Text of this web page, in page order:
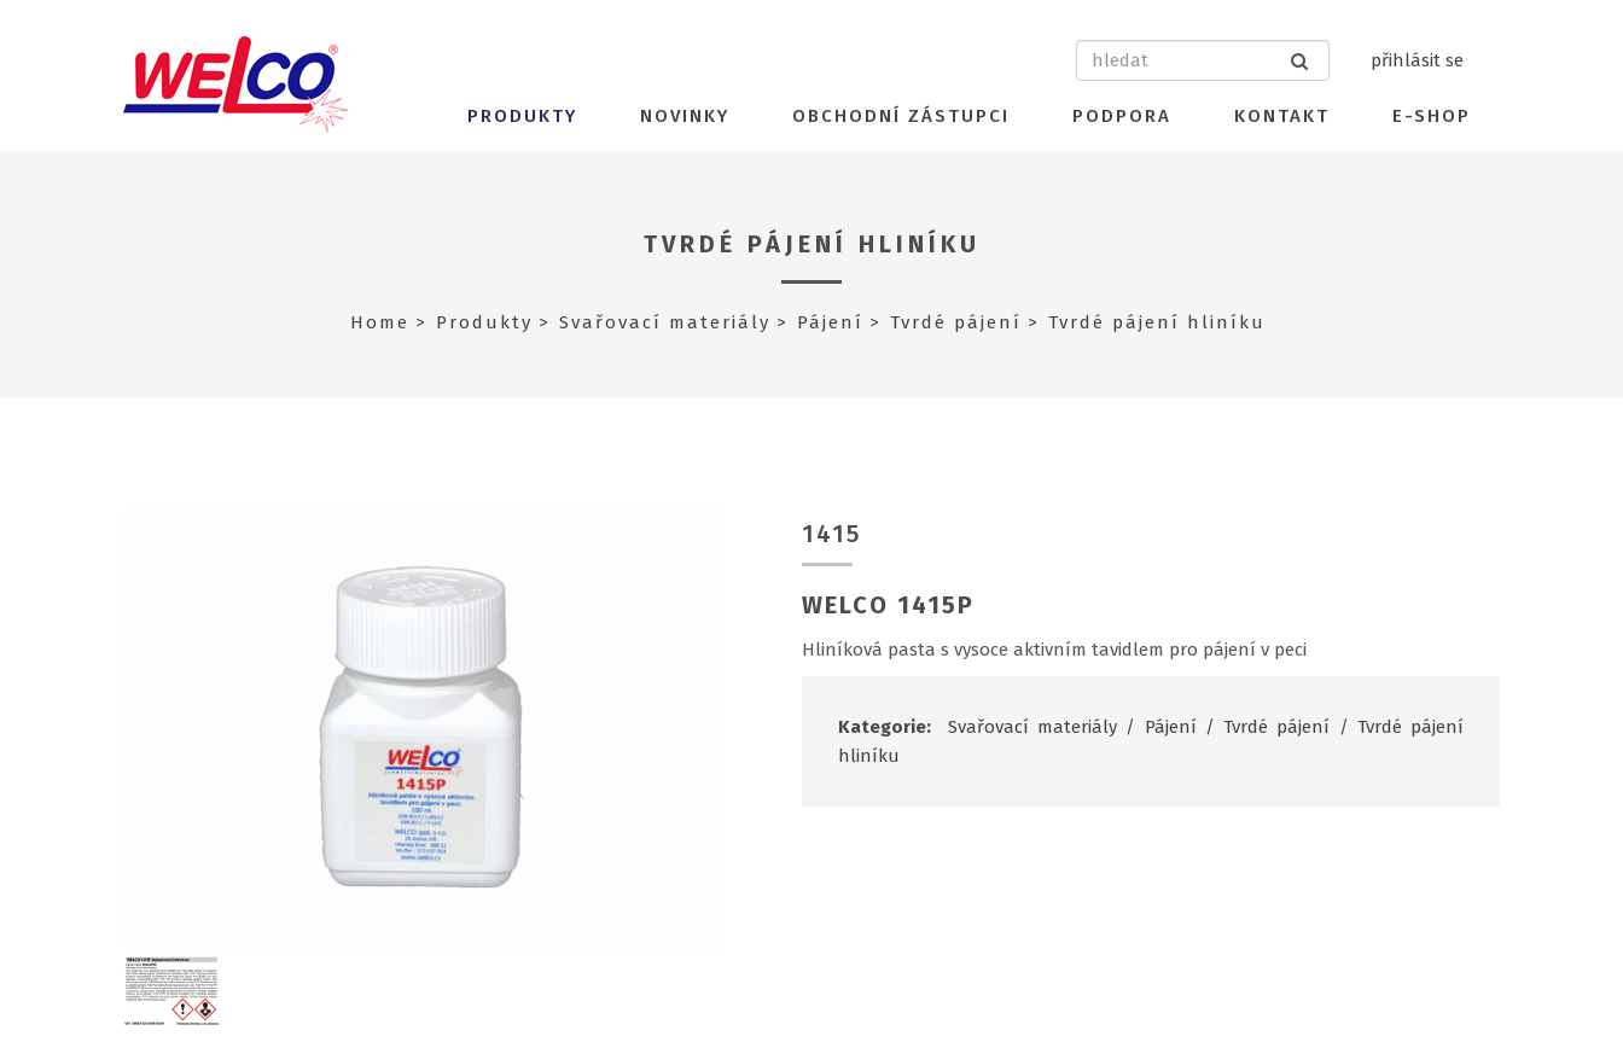
přihlásit se
PRODUKTY NOVINKY OBCHODNÍ ZÁSTUPCI PODPORA KONTAKT E-SHOP
TVRDÉ PÁJENÍ HLINÍKU
Home Produkty Svařovací materiály Pájení Tvrdé pájení Tvrdé pájení hliníku
1415
WELCO 1415P
Hliníková pasta s vysoce aktivním tavidlem pro pájení v peci
Kategorie: Svařovací materiály / Pájení / Tvrdé pájení / Tvrdé pájení
hliníku